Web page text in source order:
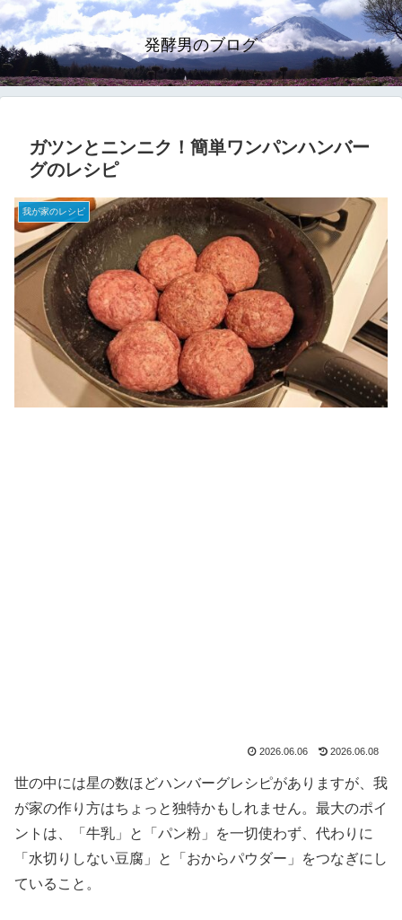
発酵男のブログ
ガツンとニンニク！簡単ワンパンハンバー
グのレシピ
我が家のレシピ
2026.06.06 2026.06.08
世の中には星の数ほどハンバーグレシピがありますが、我
が家の作り方はちょっと独特かもしれません。最大のポイ
ントは、「牛乳」と「パン粉」を一切使わず、代わりに
「水切りしない豆腐」と「おからパウダー」をつなぎにし
ていること。